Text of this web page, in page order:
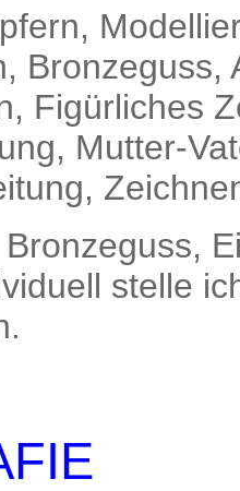
Figürliches
Mutter-
stelle